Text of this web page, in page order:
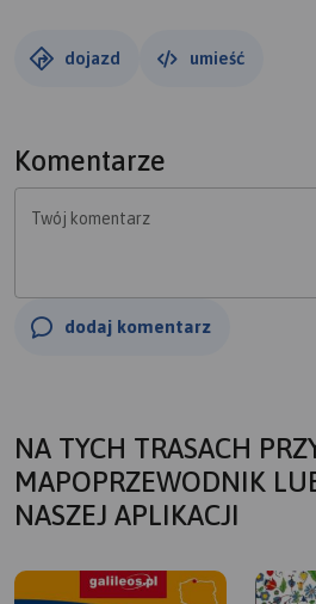
dojazd umieść
Komentarze
Twój komentarz
dodaj komentarz
NA TYCH TRASACH
MAPOPRZEWODNIK
NASZEJ APLIKACJI